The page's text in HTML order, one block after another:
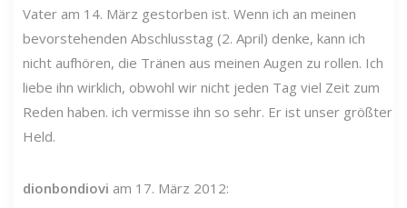
Vater am 14. März gestorben ist. Wenn ich an meinen
bevorstehenden Abschlusstag (2. April) denke, kann ich
nicht aufhören, die Tränen aus meinen Augen zu rollen. Ich
liebe ihn wirklich, obwohl wir nicht jeden Tag viel Zeit zum
Reden haben. ich vermisse ihn so sehr. Er ist unser größter
Held.
dionbondiovi am 17. März 2012: